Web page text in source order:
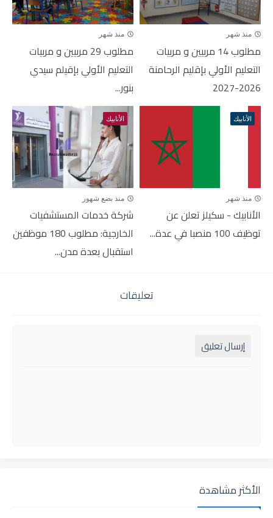
منذ شهر
مطلوب 14 مربيين و مربيات
التعليم الأولي بإقليم الرحامنة
2026-2027
منذ شهر
مطلوب 29 مربيين و مربيات
التعليم الأولي بإقيلم سيدي
بنور...
الأنابيك
منذ شهر
الأنابيك - سكيلز تعلن عن
توظيف 100 منصبا في عدة...
الأنابيك
منذ بضع شهور
شركة خدمات المستشفيات
الخارجية: مطلوب 180 موظفين
استقبال بعدة مدن...
تعليقات
إرسال تعليق
الأكثر مشاهدة